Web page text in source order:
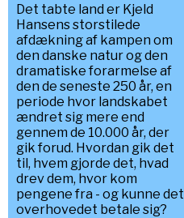
Det tabte land er Kjeld
Hansens storstilede
afdækning af kampen om
den danske natur og den
dramatiske forarmelse af
den de seneste 250 år, en
periode hvor landskabet
ændret sig mere end
gennem de 10.000 år, der
gik forud. Hvordan gik det
til, hvem gjorde det, hvad
drev dem, hvor kom
pengene fra - og kunne det
overhovedet betale sig?